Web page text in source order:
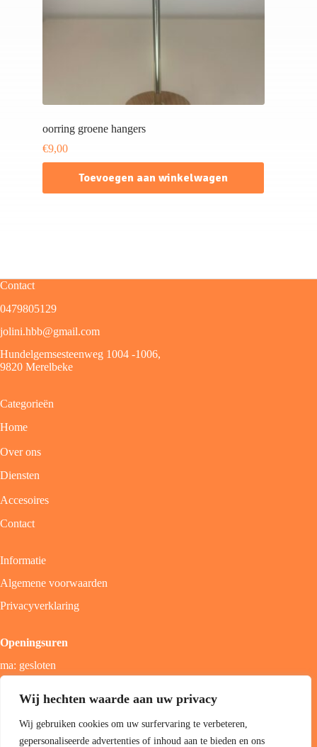
Wij hechten waarde aan uw privacy
Wij gebruiken cookies om uw surfervaring te verbeteren,
gepersonaliseerde advertenties of inhoud aan te bieden en ons
oorring groene hangers
€9,00
Toevoegen aan winkelwagen
Contact
0479805129
jolini.hbb@gmail.com
Hundelgemsesteenweg 1004 -1006,
9820 Merelbeke
Categorieën
Home
Over ons
Diensten
Accesoires
Contact
Informatie
Algemene voorwaarden
Privacyverklaring
Openingsuren
ma: gesloten
zon; gesloten